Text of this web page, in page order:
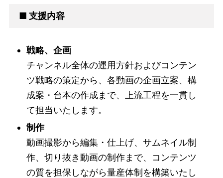
■ 支援内容
戦略、企画
チャンネル全体の運用方針およびコンテン
ツ戦略の策定から、各動画の企画立案、構
成案・台本の作成まで、上流工程を一貫し
て担当いたします。
制作
動画撮影から編集・仕上げ、サムネイル制
作、切り抜き動画の制作まで、コンテンツ
の質を担保しながら量産体制を構築いたし